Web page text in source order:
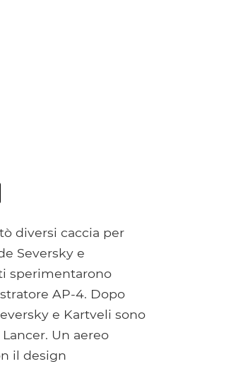
diversi caccia per
Seversky e
sperimentarono
AP-4. Dopo
e Kartveli sono
Un aereo
il design